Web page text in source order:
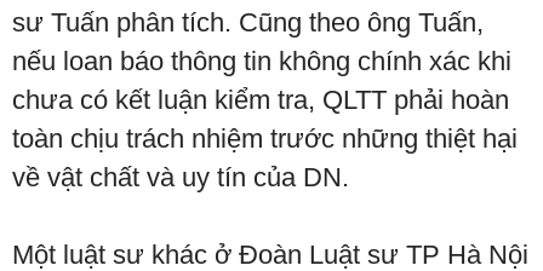
sư Tuấn phân tích. Cũng theo ông Tuấn,
nếu loan báo thông tin không chính xác khi
chưa có kết luận kiểm tra, QLTT phải hoàn
toàn chịu trách nhiệm trước những thiệt hại
về vật chất và uy tín của DN.
Một luật sư khác ở Đoàn Luật sư TP Hà Nội